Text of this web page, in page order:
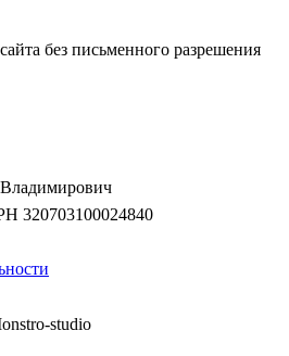
без письменного разрешения
320703100024840
studio